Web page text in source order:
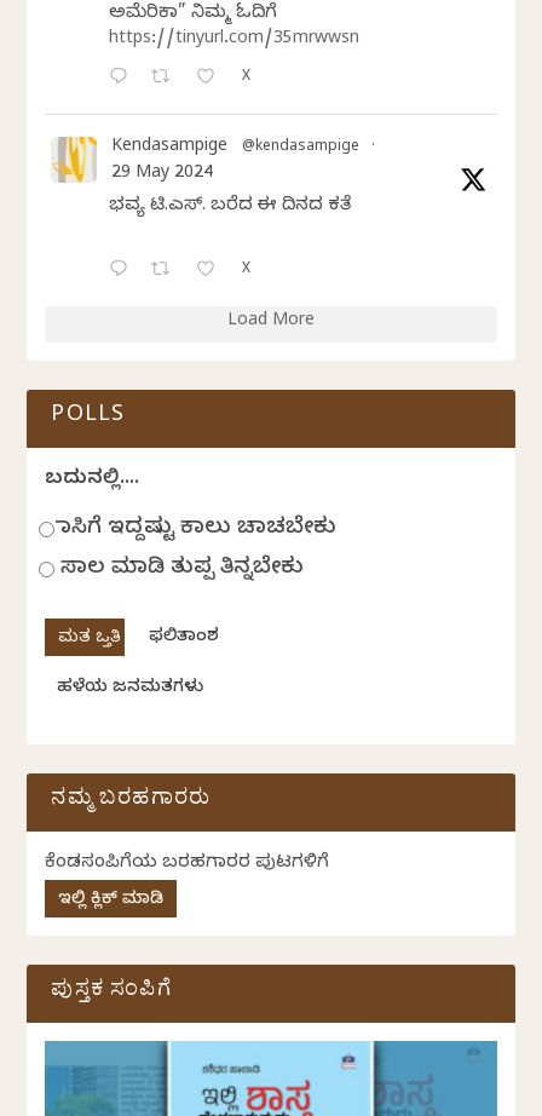
ಅಮೆರಿಕಾ” ನಿಮ್ಮ ಓದಿಗೆ
https://tinyurl.com/35mrwwsn
X
Kendasampige @kendasampige ·
29 May 2024
ಭವ್ಯ ಟಿ.ಎಸ್. ಬರೆದ ಈ ದಿನದ ಕವಿತೆ
X
Load More
POLLS
ಬದುಕಿನಲ್ಲಿ....
ಹಾಸಿಗೆ ಇದ್ದಷ್ಟು ಕಾಲು ಚಾಚಬೇಕು
ಸಾಲ ಮಾಡಿ ತುಪ್ಪ ತಿನ್ನಬೇಕು
ಫಲಿತಾಂಶ
ಹಳೆಯ ಜನಮತಗಳು
ನಮ್ಮ ಬರಹಗಾರರು
ಕೆಂಡಸಂಪಿಗೆಯ ಬರಹಗಾರರ ಪುಟಗಳಿಗೆ
ಇಲ್ಲಿ ಕ್ಲಿಕ್ ಮಾಡಿ
ಪುಸ್ತಕ ಸಂಪಿಗೆ